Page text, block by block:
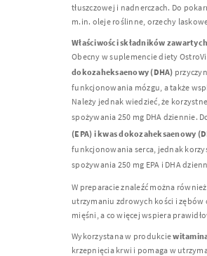
tłuszczowej i nadnerczach. Do
m.in. oleje roślinne, orzechy
Właściwości składników
Obecny w suplemencie diety
dokozaheksaenowy (DHA)
funkcjonowania mózgu, a także
Należy jednak wiedzieć, że
spożywania 250 mg DHA dziennie.
(EPA) i kwas dokozaheksaenowy (
funkcjonowania serca, jednak
spożywania 250 mg EPA i DHA
W preparacie znaleźć można również
utrzymaniu zdrowych kości i
mięśni, a co więcej wspiera
Wykorzystana w produkcie
krzepnięcia krwi i pomaga w